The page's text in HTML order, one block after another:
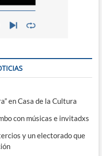
en Casa de la Cultura
con músicas e invitadxs
y un electorado que